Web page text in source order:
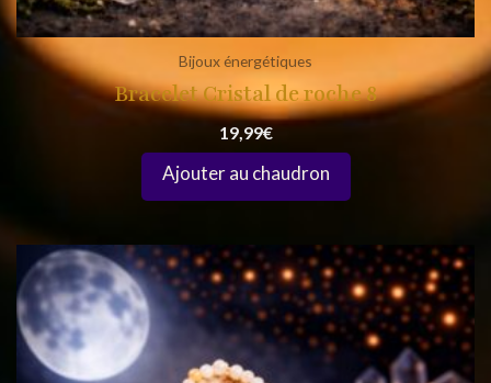
Bijoux énergétiques
Bracelet Cristal de roche 8
19,99€